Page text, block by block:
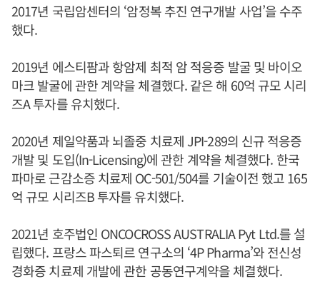
2017년 국립암센터의 ‘암정복 추진 연구개발 사업’을 수주
했다.
2019년 에스티팜과 항암제 최적 암 적응증 발굴 및 바이오
마크 발굴에 관한 계약을 체결했다. 같은 해 60억 규모 시리
즈A 투자를 유치했다.
2020년 제일약품과 뇌졸중 치료제 JPI-289의 신규 적응증
개발 및 도입(In-Licensing)에 관한 계약을 체결했다. 한국
파마로 근감소증 치료제 OC-501/504를 기술이전 했고 165
억 규모 시리즈B 투자를 유치했다.
2021년 호주법인 ONCOCROSS AUSTRALIA Pyt Ltd.를 설
립했다. 프랑스 파스퇴르 연구소의 ‘4P Pharma’와 전신성
경화증 치료제 개발에 관한 공동연구계약을 체결했다.